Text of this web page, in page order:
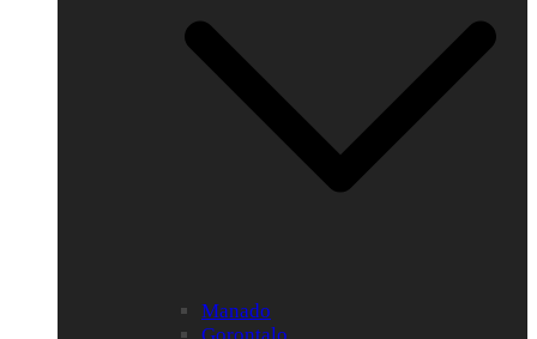
Manado